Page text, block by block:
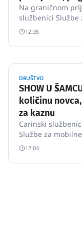
Na graničnom
službenici Službe
spriječili pokušaj
carinski
prilikom nadzora
12:35
DRUŠTVO
SHOW U
količinu
za kaznu
Carinski
Službe za
graničnom
skriven način u
mobitela.
12:04